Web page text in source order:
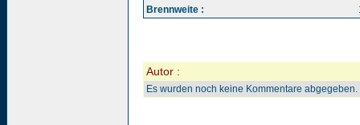
Brennweite :
Autor :
Es wurden noch keine Kommentare abgegeben.